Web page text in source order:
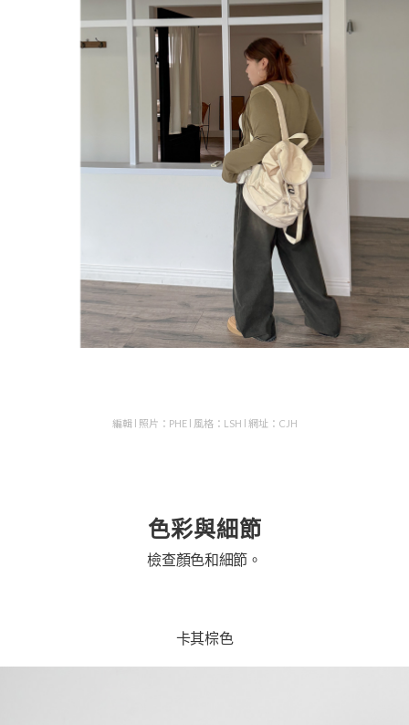
編輯 l 照片：PHE l 風格：LSH l 網址：CJH
色彩與細節
檢查顏色和細節。
卡其棕色